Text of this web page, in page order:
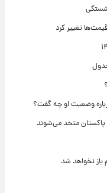
وضعیت او چه گفت؟
پاکستان متحد می‌شوند
باز نخواهد شد